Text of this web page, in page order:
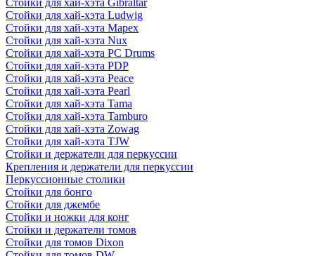
Стойки для хай-хэта Gibraltar
Стойки для хай-хэта Ludwig
Стойки для хай-хэта Mapex
Стойки для хай-хэта Nux
Стойки для хай-хэта PC Drums
Стойки для хай-хэта PDP
Стойки для хай-хэта Peace
Стойки для хай-хэта Pearl
Стойки для хай-хэта Tama
Стойки для хай-хэта Tamburo
Стойки для хай-хэта Zowag
Стойки для хай-хэта TJW
Стойки и держатели для перкуссии
Крепления и держатели для перкуссии
Перкуссионные столики
Стойки для бонго
Стойки для джембе
Стойки и ножки для конг
Стойки и держатели томов
Стойки для томов Dixon